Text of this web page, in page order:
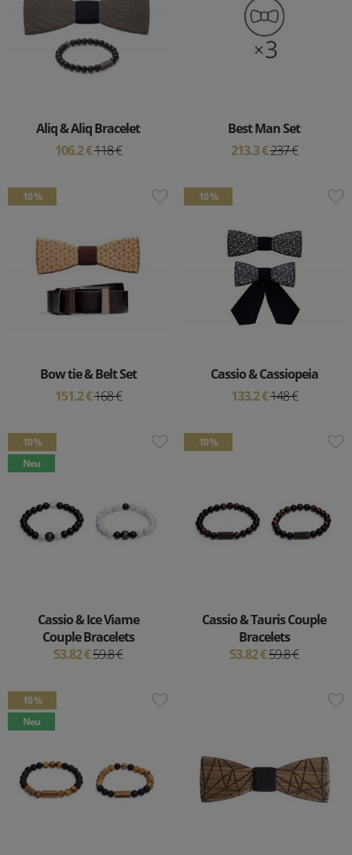
Aliq & Aliq Bracelet
106.2 €118 €
Best Man Set
213.3 €237 €
10 %
Bow tie & Belt Set
151.2 €168 €
10 %
Cassio & Cassiopeia
133.2 €148 €
10 %
Neu
Cassio & Ice Viame
Couple Bracelets
53.82 €59.8 €
10 %
Cassio & Tauris Couple
Bracelets
53.82 €59.8 €
10 %
Neu